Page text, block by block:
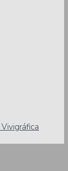
Vivigráfica